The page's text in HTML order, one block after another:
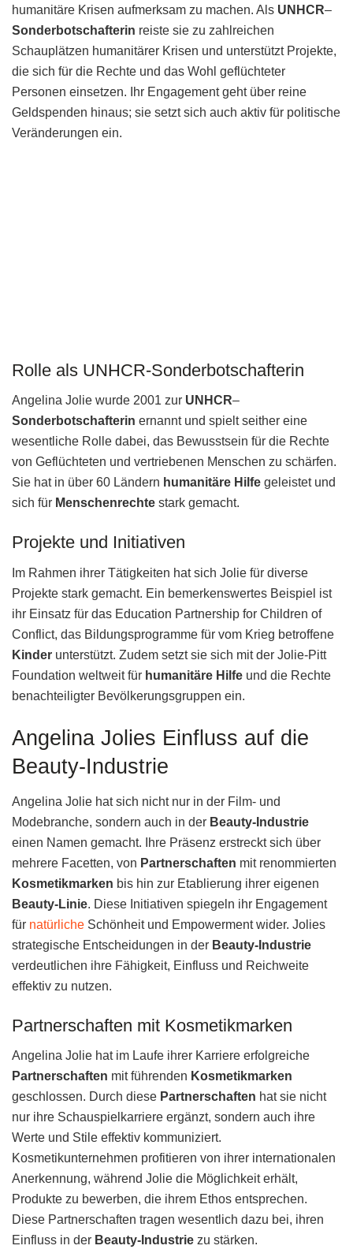
humanitäre Krisen aufmerksam zu machen. Als UNHCR–
Sonderbotschafterin reiste sie zu zahlreichen
Schauplätzen humanitärer Krisen und unterstützt Projekte,
die sich für die Rechte und das Wohl geflüchteter
Personen einsetzen. Ihr Engagement geht über reine
Geldspenden hinaus; sie setzt sich auch aktiv für politische
Veränderungen ein.
Rolle als UNHCR-Sonderbotschafterin
Angelina Jolie wurde 2001 zur UNHCR–
Sonderbotschafterin ernannt und spielt seither eine
wesentliche Rolle dabei, das Bewusstsein für die Rechte
von Geflüchteten und vertriebenen Menschen zu schärfen.
Sie hat in über 60 Ländern humanitäre Hilfe geleistet und
sich für Menschenrechte stark gemacht.
Projekte und Initiativen
Im Rahmen ihrer Tätigkeiten hat sich Jolie für diverse
Projekte stark gemacht. Ein bemerkenswertes Beispiel ist
ihr Einsatz für das Education Partnership for Children of
Conflict, das Bildungsprogramme für vom Krieg betroffene
Kinder unterstützt. Zudem setzt sie sich mit der Jolie-Pitt
Foundation weltweit für humanitäre Hilfe und die Rechte
benachteiligter Bevölkerungsgruppen ein.
Angelina Jolies Einfluss auf die
Beauty-Industrie
Angelina Jolie hat sich nicht nur in der Film- und
Modebranche, sondern auch in der Beauty-Industrie
einen Namen gemacht. Ihre Präsenz erstreckt sich über
mehrere Facetten, von Partnerschaften mit renommierten
Kosmetikmarken bis hin zur Etablierung ihrer eigenen
Beauty-Linie. Diese Initiativen spiegeln ihr Engagement
für natürliche Schönheit und Empowerment wider. Jolies
strategische Entscheidungen in der Beauty-Industrie
verdeutlichen ihre Fähigkeit, Einfluss und Reichweite
effektiv zu nutzen.
Partnerschaften mit Kosmetikmarken
Angelina Jolie hat im Laufe ihrer Karriere erfolgreiche
Partnerschaften mit führenden Kosmetikmarken
geschlossen. Durch diese Partnerschaften hat sie nicht
nur ihre Schauspielkarriere ergänzt, sondern auch ihre
Werte und Stile effektiv kommuniziert.
Kosmetikunternehmen profitieren von ihrer internationalen
Anerkennung, während Jolie die Möglichkeit erhält,
Produkte zu bewerben, die ihrem Ethos entsprechen.
Diese Partnerschaften tragen wesentlich dazu bei, ihren
Einfluss in der Beauty-Industrie zu stärken.